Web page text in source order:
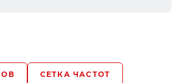
СЕТКА ЧАСТОТ